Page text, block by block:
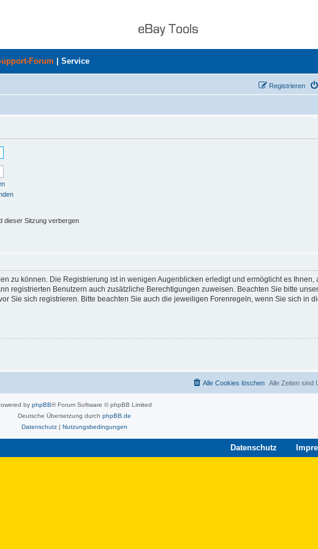
Forum Service
Registrieren
dieser Sitzung verbergen
zu können. Die Registrierung ist in wenigen Augenblicken erledigt und ermöglicht es Ihnen,
registrierten Benutzern auch zusätzliche Berechtigungen zuweisen. Beachten Sie bitte
Sie sich registrieren. Bitte beachten Sie auch die jeweiligen Forenregeln, wenn Sie sich in
Alle Zeiten sind
Alle Cookies löschen
by phpBB® Forum Software © phpBB Limited
Deutsche Übersetzung durch phpBB.de
Datenschutz| Nutzungsbedingungen
Datenschutz